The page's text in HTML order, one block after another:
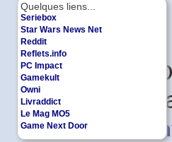
Quelques liens...
Seriebox
Star Wars News Net
Reddit
Reflets.info
PC Impact
Gamekult
Owni
Livraddict
Le Mag MO5
Game Next Door
Copyleft |
Leader en